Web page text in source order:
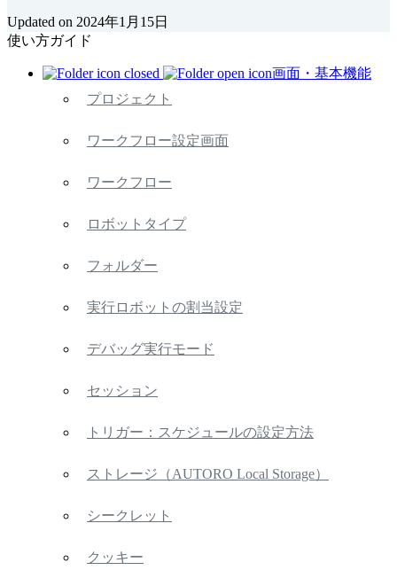
Updated on 2024年1月15日
使い方ガイド
画面・基本機能
プロジェクト
ワークフロー設定画面
ワークフロー
ロボットタイプ
フォルダー
実行ロボットの割当設定
デバッグ実行モード
セッション
トリガー：スケジュールの設定方法
ストレージ（AUTORO Local Storage）
シークレット
クッキー